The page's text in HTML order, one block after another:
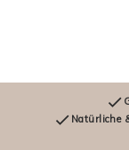
Natürliche